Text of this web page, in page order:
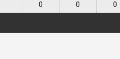
0
0 0